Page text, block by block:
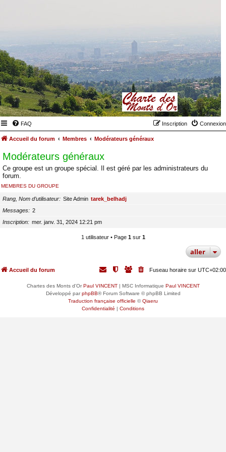
FAQ Connexion
Inscription
Accueil du forum Membres Modérateurs généraux
Modérateurs généraux
Ce groupe est un groupe spécial. Il est géré par les administrateurs du
forum.
MEMBRES DU GROUPE
Rang, Nom d’utilisateur Site Admin tarek_belhadj
Messages
2
Inscription
mer. janv. 31, 2024 12:21 pm
1 utilisateur • Page 1sur 1
aller
Accueil du forum Fuseau horaire sur UTC+02:00
Chartes des Monts d'OrPaul VINCENT| MSC Informatique Paul VINCENT
Développé parphpBB® Forum Software © phpBB Limited
Traduction française officielle ©Qiaeru
Confidentialité | Conditions